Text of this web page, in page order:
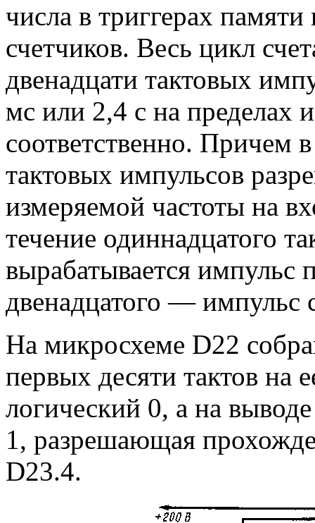
числа в триггерах
счетчиков. Весь цикл
двенадцати тактовых
мс или 2,4 с на пределах
соответственно. Причем
тактовых импульсов
измеряемой частоты на
течение одиннадцатого
вырабатывается импульс
двенадцатого — импульс
На микросхеме D22
первых десяти тактов на
логический 0, а на
1, разрешающая
D23.4.